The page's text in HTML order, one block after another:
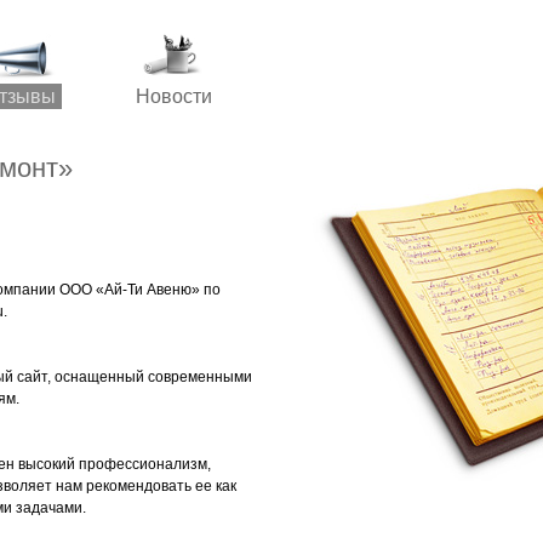
Новости
ООО «Ай-Ти Авеню» по
сайт, оснащенный современными
высокий профессионализм,
нам рекомендовать ее как
задачами.